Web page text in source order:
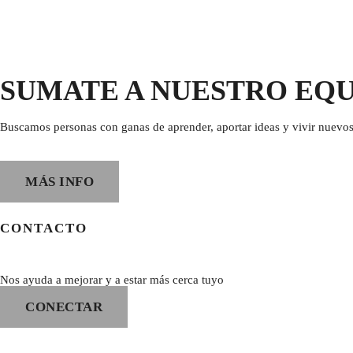
SUMATE A NUESTRO
Buscamos personas con ganas de aprender, aportar ideas y vivir
MÁS INFO
CONTACTO
Nos ayuda a mejorar y a estar más cerca tuyo
CONECTAR